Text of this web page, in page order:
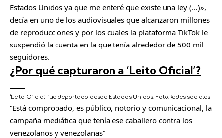
Estados Unidos ya que me enteré que existe una ley (…)»,
decía en uno de los audiovisuales que alcanzaron millones
de reproducciones y por los cuales la plataforma TikTok le
suspendió la cuenta en la que tenía alrededor de 500 mil
seguidores.
¿Por qué capturaron a ‘Leito Oficial’?
‘Leito Oficial’ fue deportado desde Estados Unidos. Foto:Redes sociales
Está comprobado, es público, notorio y comunicacional, la
campaña mediática que tenía ese caballero contra los
venezolanos y venezolanas